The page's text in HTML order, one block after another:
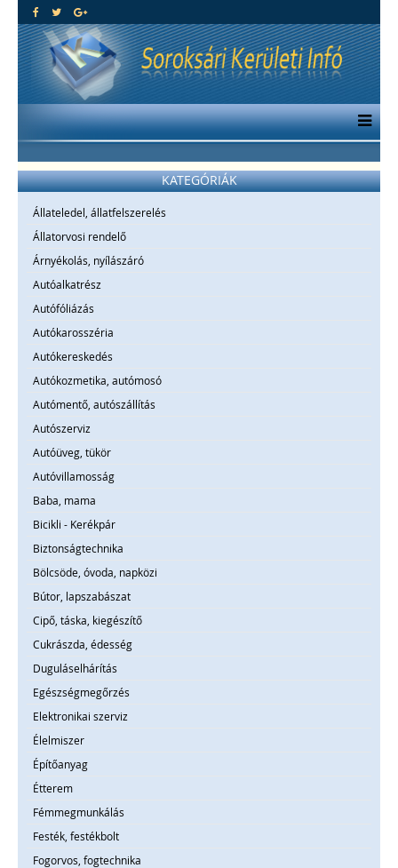
KATEGÓRIÁK
Állateledel, állatfelszerelés
Állatorvosi rendelő
Árnyékolás, nyílászáró
Autóalkatrész
Autófóliázás
Autókarosszéria
Autókereskedés
Autókozmetika, autómosó
Autómentő, autószállítás
Autószerviz
Autóüveg, tükör
Autóvillamosság
Baba, mama
Bicikli - Kerékpár
Biztonságtechnika
Bölcsöde, óvoda, napközi
Bútor, lapszabászat
Cipő, táska, kiegészítő
Cukrászda, édesség
Duguláselhárítás
Egészségmegőrzés
Elektronikai szerviz
Élelmiszer
Építőanyag
Étterem
Fémmegmunkálás
Festék, festékbolt
Fogorvos, fogtechnika